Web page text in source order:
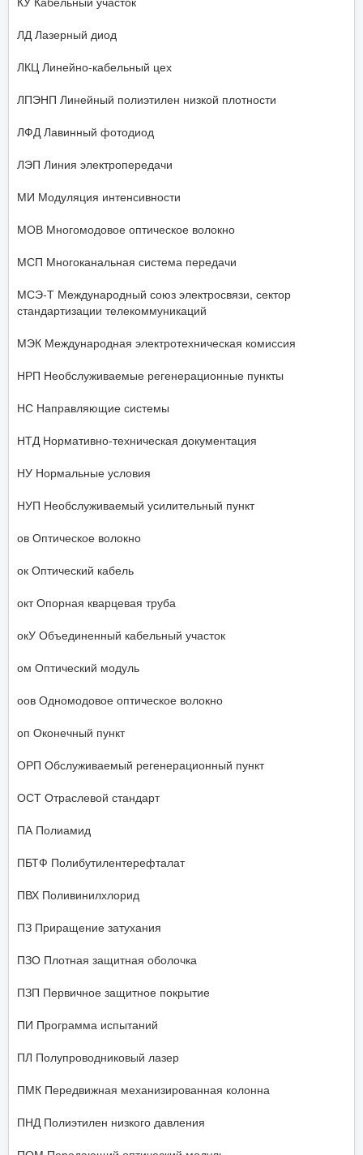
ЛД Лазерный диод
ЛКЦ Линейно-кабельный цех
ЛПЭНП Линейный полиэтилен низкой плотности
ЛФД Лавинный фотодиод
ЛЭП Линия электропередачи
МИ Модуляция интенсивности
МОВ Многомодовое оптическое волокно
МСП Многоканальная система передачи
МСЭ-Т Международный союз электросвязи, сектор
стандартизации телекоммуникаций
МЭК Международная электротехническая комиссия
НРП Необслуживаемые регенерационные пункты
НС Направляющие системы
НТД Нормативно-техническая документация
НУ Нормальные условия
НУП Необслуживаемый усилительный пункт
ов Оптическое волокно
ок Оптический кабель
окт Опорная кварцевая труба
окУ Объединенный кабельный участок
ом Оптический модуль
оов Одномодовое оптическое волокно
оп Оконечный пункт
ОРП Обслуживаемый регенерационный пункт
ОСТ Отраслевой стандарт
ПА Полиамид
ПБТФ Полибутилентерефталат
ПВХ Поливинилхлорид
ПЗ Приращение затухания
ПЗО Плотная защитная оболочка
ПЗП Первичное защитное покрытие
ПИ Программа испытаний
ПЛ Полупроводниковый лазер
ПМК Передвижная механизированная колонна
ПНД Полиэтилен низкого давления